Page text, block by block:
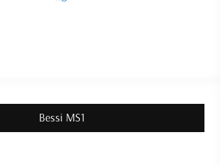
Bessi MS1